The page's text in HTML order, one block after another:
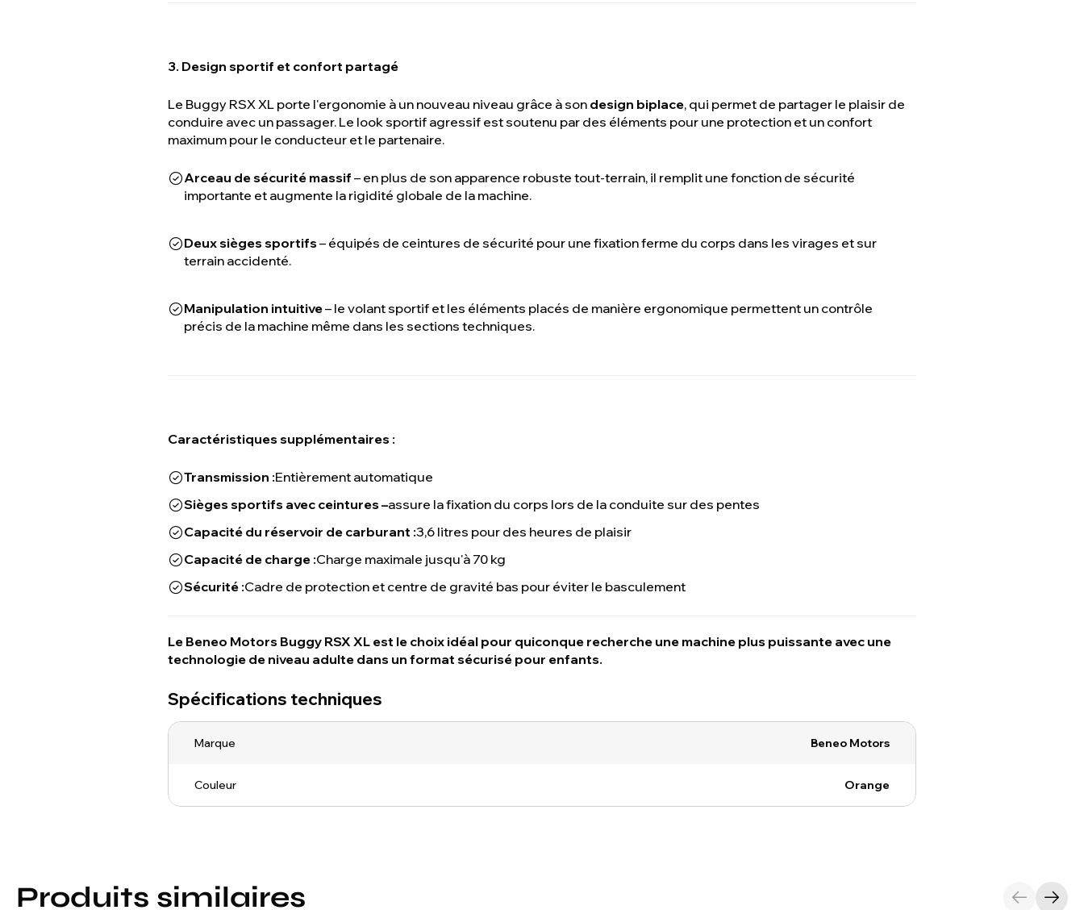
3. Design sportif et confort partagé
Le Buggy RSX XL porte l'ergonomie à un nouveau niveau grâce à son design biplace, qui permet de partager le plaisir de
conduire avec un passager. Le look sportif agressif est soutenu par des éléments pour une protection et un confort
maximum pour le conducteur et le partenaire.
Arceau de sécurité massif – en plus de son apparence robuste tout-terrain, il remplit une fonction de sécurité
importante et augmente la rigidité globale de la machine.
Deux sièges sportifs– équipés de ceintures de sécurité pour une fixation ferme du corps dans les virages et sur
terrain accidenté.
Manipulation intuitive– le volant sportif et les éléments placés de manière ergonomique permettent un contrôle
précis de la machine même dans les sections techniques.
Caractéristiques supplémentaires :
Transmission :Entièrement automatique
Sièges sportifs avec ceintures –assure la fixation du corps lors de la conduite sur des pentes
Capacité du réservoir de carburant :3,6 litres pour des heures de plaisir
Capacité de charge :Charge maximale jusqu'à 70 kg
Sécurité :Cadre de protection et centre de gravité bas pour éviter le basculement
Le Beneo Motors Buggy RSX XL est le choix idéal pour quiconque recherche une machine plus puissante avec une
technologie de niveau adulte dans un format sécurisé pour enfants.
Spécifications techniques
Marque Beneo Motors
Couleur Orange
Produits similaires